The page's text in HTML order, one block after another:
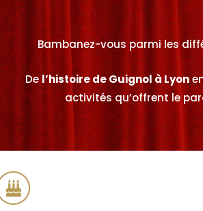
Bambanez-vous parmi les
Del’histoire de Guignol à Lyon
activités qu’offrent le